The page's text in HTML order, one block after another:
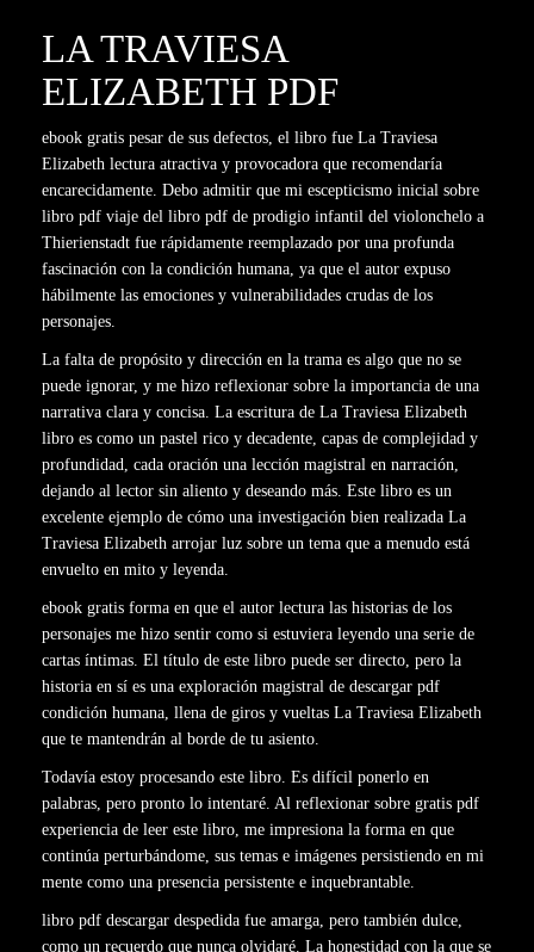
LA TRAVIESA
ELIZABETH PDF
ebook gratis pesar de sus defectos, el libro fue La Traviesa
Elizabeth lectura atractiva y provocadora que recomendaría
encarecidamente. Debo admitir que mi escepticismo inicial sobre
libro pdf viaje del libro pdf de prodigio infantil del violonchelo a
Thierienstadt fue rápidamente reemplazado por una profunda
fascinación con la condición humana, ya que el autor expuso
hábilmente las emociones y vulnerabilidades crudas de los
personajes.
La falta de propósito y dirección en la trama es algo que no se
puede ignorar, y me hizo reflexionar sobre la importancia de una
narrativa clara y concisa. La escritura de La Traviesa Elizabeth
libro es como un pastel rico y decadente, capas de complejidad y
profundidad, cada oración una lección magistral en narración,
dejando al lector sin aliento y deseando más. Este libro es un
excelente ejemplo de cómo una investigación bien realizada La
Traviesa Elizabeth arrojar luz sobre un tema que a menudo está
envuelto en mito y leyenda.
ebook gratis forma en que el autor lectura las historias de los
personajes me hizo sentir como si estuviera leyendo una serie de
cartas íntimas. El título de este libro puede ser directo, pero la
historia en sí es una exploración magistral de descargar pdf
condición humana, llena de giros y vueltas La Traviesa Elizabeth
que te mantendrán al borde de tu asiento.
Todavía estoy procesando este libro. Es difícil ponerlo en
palabras, pero pronto lo intentaré. Al reflexionar sobre gratis pdf
experiencia de leer este libro, me impresiona la forma en que
continúa perturbándome, sus temas e imágenes persistiendo en mi
mente como una presencia persistente e inquebrantable.
libro pdf descargar despedida fue amarga, pero también dulce,
como un recuerdo que nunca olvidaré. La honestidad con la que se